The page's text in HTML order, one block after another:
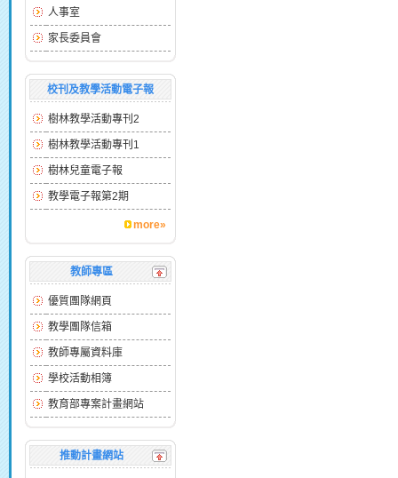
人事室
家長委員會
校刊及教學活動電子報
樹林教學活動專刊2
樹林教學活動專刊1
樹林兒童電子報
教學電子報第2期
more»
教師專區
優質團隊網頁
教學團隊信箱
教師專屬資料庫
學校活動相簿
教育部專案計畫網站
推動計畫網站